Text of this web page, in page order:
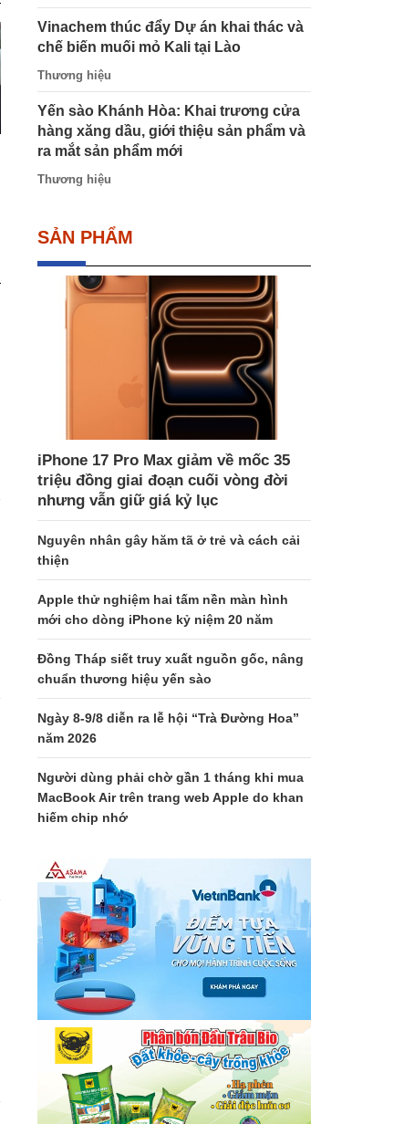
Vinachem thúc đẩy Dự án khai thác và
chế biến muối mỏ Kali tại Lào
Thương hiệu
Yến sào Khánh Hòa: Khai trương cửa
hàng xăng dầu, giới thiệu sản phẩm và
ra mắt sản phẩm mới
Thương hiệu
SẢN PHẨM
iPhone 17 Pro Max giảm về mốc 35
triệu đồng giai đoạn cuối vòng đời
nhưng vẫn giữ giá kỷ lục
Nguyên nhân gây hăm tã ở trẻ và cách cải
thiện
Apple thử nghiệm hai tấm nền màn hình
mới cho dòng iPhone kỷ niệm 20 năm
Đồng Tháp siết truy xuất nguồn gốc, nâng
chuẩn thương hiệu yến sào
Ngày 8-9/8 diễn ra lễ hội “Trà Đường Hoa”
năm 2026
Người dùng phải chờ gần 1 tháng khi mua
MacBook Air trên trang web Apple do khan
hiếm chip nhớ